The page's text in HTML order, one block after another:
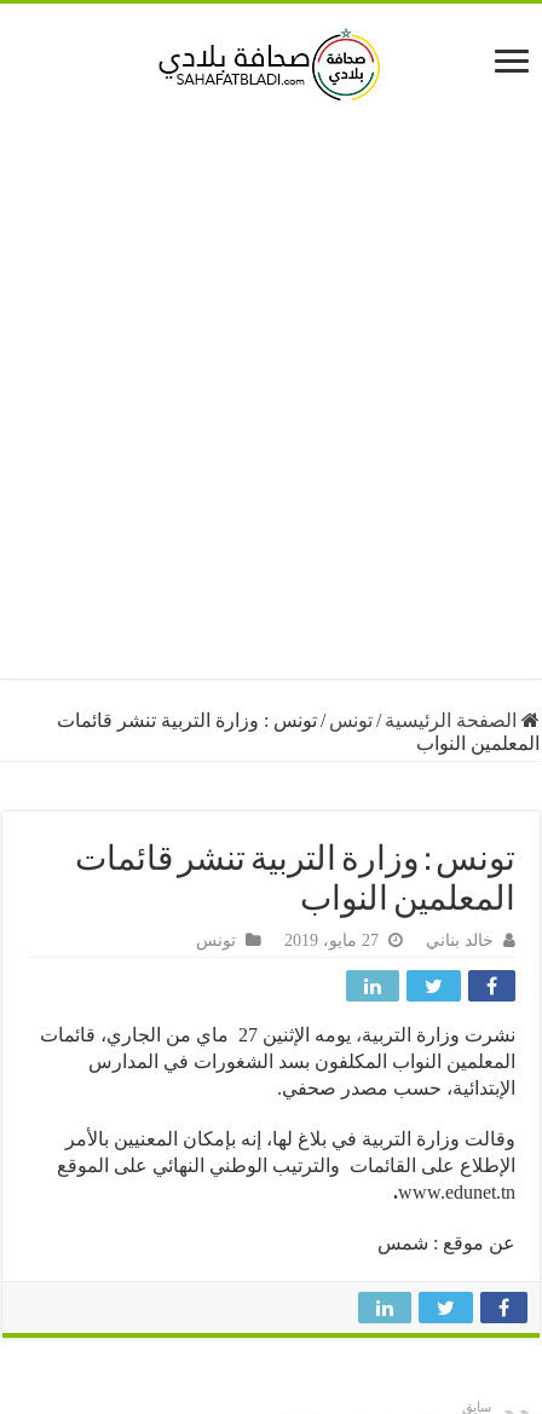
الرئيسية /تونس /تونس : وزارة التربية تنشر قائمات
النواب
: وزارة التربية تنشر قائمات
النواب
خالد بناني تونس
نشرت وزارة التربية، يومه الإثنين 27 ماي من الجاري، قائمات
النواب المكلفون بسد الشغورات في المدارس
حسب مصدر صحفي.
وزارة التربية في بلاغ لها، إنه بإمكان المعنيين بالأمر
على القائمات والترتيب الوطني النهائي على الموقع
.
موقع : شمس